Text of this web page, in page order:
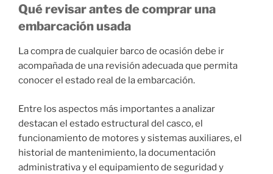
Qué revisar antes de comprar una
embarcación usada
La compra de cualquier barco de ocasión debe ir
acompañada de una revisión adecuada que permita
conocer el estado real de la embarcación.
Entre los aspectos más importantes a analizar
destacan el estado estructural del casco, el
funcionamiento de motores y sistemas auxiliares, el
historial de mantenimiento, la documentación
administrativa y el equipamiento de seguridad y